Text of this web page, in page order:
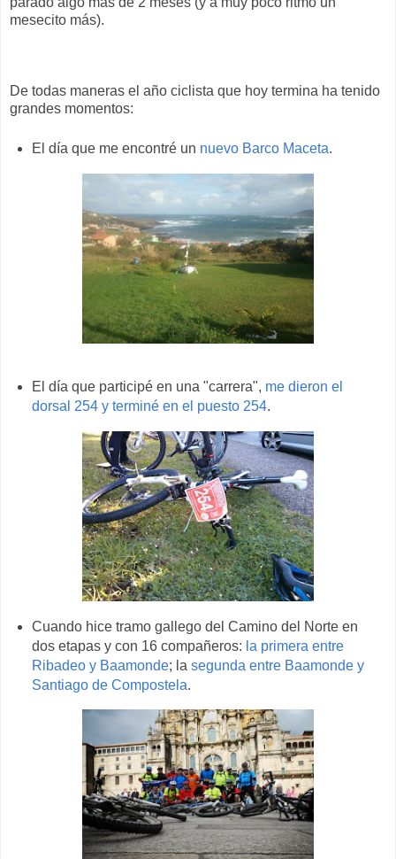
mesecito más).
De todas maneras el año ciclista que hoy termina ha tenido
grandes momentos:
El día que me encontré un nuevo Barco Maceta.
El día que participé en una "carrera", me dieron el
dorsal 254 y terminé en el puesto 254.
Cuando hice tramo gallego del Camino del Norte en
dos etapas y con 16 compañeros: la primera entre
Ribadeo y Baamonde; la segunda entre Baamonde y
Santiago de Compostela.